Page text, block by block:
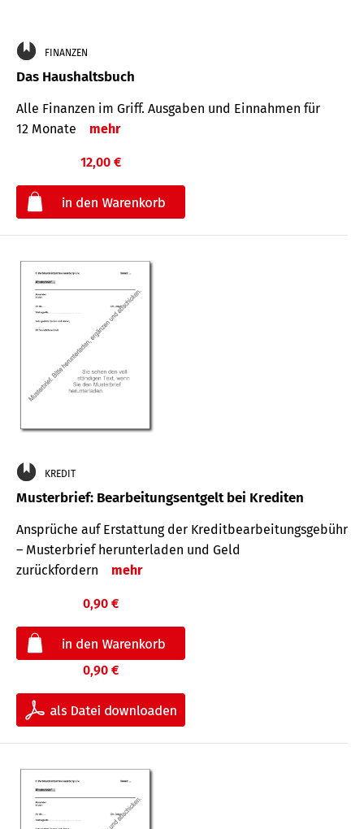
FINANZEN
Das Haushaltsbuch
Alle Finanzen im Griff. Aus­gaben und Ein­nahmen für
12 Monate
mehr
12,00 €
KREDIT
Musterbrief: Bearbeitungsentgelt bei Krediten
Ansprüche auf Erstattung der Kreditbearbeitungsgebühr
– Musterbrief herunterladen und Geld
zurückfordern
mehr
0,90 €
0,90 €